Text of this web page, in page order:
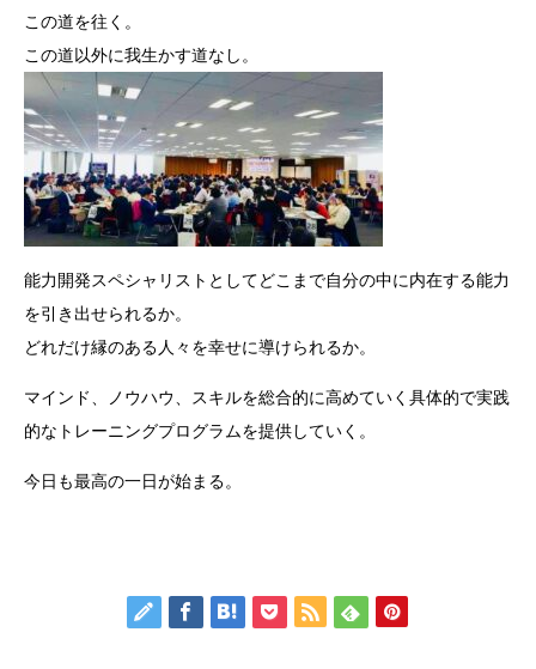
この道を往く。
この道以外に我生かす道なし。
能力開発スペシャリストとしてどこまで自分の中に内在する能力
を引き出せられるか。
どれだけ縁のある人々を幸せに導けられるか。
マインド、ノウハウ、スキルを総合的に高めていく具体的で実践
的なトレーニングプログラムを提供していく。
今日も最高の一日が始まる。